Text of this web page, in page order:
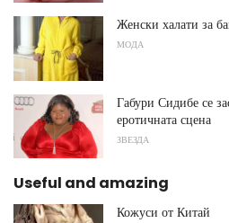
Женски халати за
МОДА
Габури Сидибе се
еротичната сцена
ЗВЕЗДА
Useful and amazing
Кожуси от Китай